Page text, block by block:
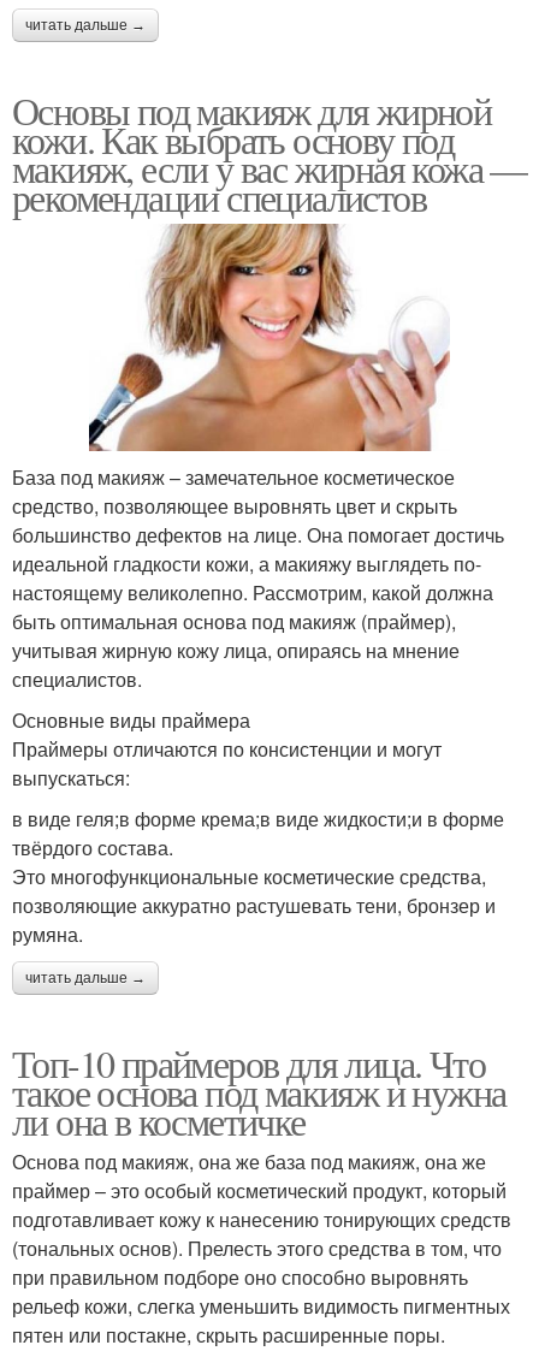
читать дальше →
Основы под макияж для жирной
кожи. Как выбрать основу под
макияж, если у вас жирная кожа —
рекомендации специалистов
База под макияж – замечательное косметическое
средство, позволяющее выровнять цвет и скрыть
большинство дефектов на лице. Она помогает достичь
идеальной гладкости кожи, а макияжу выглядеть по-
настоящему великолепно. Рассмотрим, какой должна
быть оптимальная основа под макияж (праймер),
учитывая жирную кожу лица, опираясь на мнение
специалистов.
Основные виды праймера
Праймеры отличаются по консистенции и могут
выпускаться:
в виде геля;в форме крема;в виде жидкости;и в форме
твёрдого состава.
Это многофункциональные косметические средства,
позволяющие аккуратно растушевать тени, бронзер и
румяна.
читать дальше →
Топ-10 праймеров для лица. Что
такое основа под макияж и нужна
ли она в косметичке
Основа под макияж, она же база под макияж, она же
праймер – это особый косметический продукт, который
подготавливает кожу к нанесению тонирующих средств
(тональных основ). Прелесть этого средства в том, что
при правильном подборе оно способно выровнять
рельеф кожи, слегка уменьшить видимость пигментных
пятен или постакне, скрыть расширенные поры.